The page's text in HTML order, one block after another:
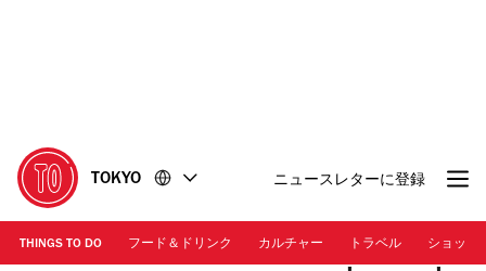
に
移
動
移
動
TOKYO ニュースレターに登録
THINGS TO DO フード＆ドリンク カルチャー トラベル ショッピ